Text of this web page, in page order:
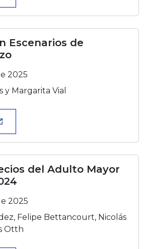
Escenarios de
2025
y Margarita Vial
del Adulto Mayor
2025
Felipe Bettancourt, Nicolás
Otth